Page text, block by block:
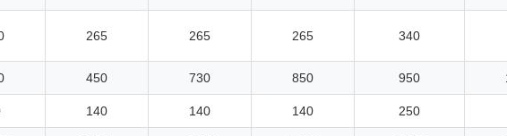
265 265 265 340
450 730 850 950
140 140 140 250